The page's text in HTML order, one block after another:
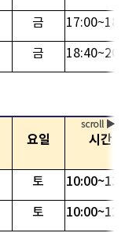
금
금
요일 시간
토
토